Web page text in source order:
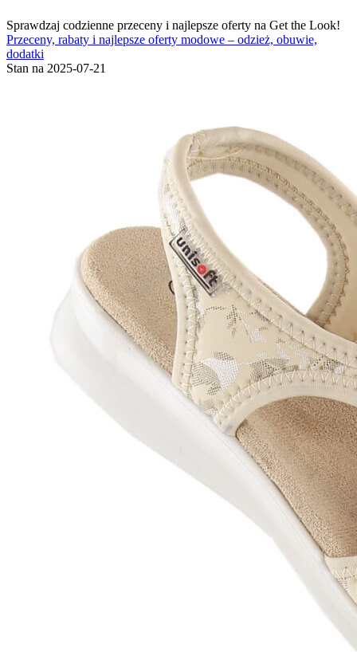
Sprawdzaj codzienne przeceny i najlepsze oferty na Get the Look!
Przeceny, rabaty i najlepsze oferty modowe – odzież, obuwie,
dodatki
Stan na 2025-07-21